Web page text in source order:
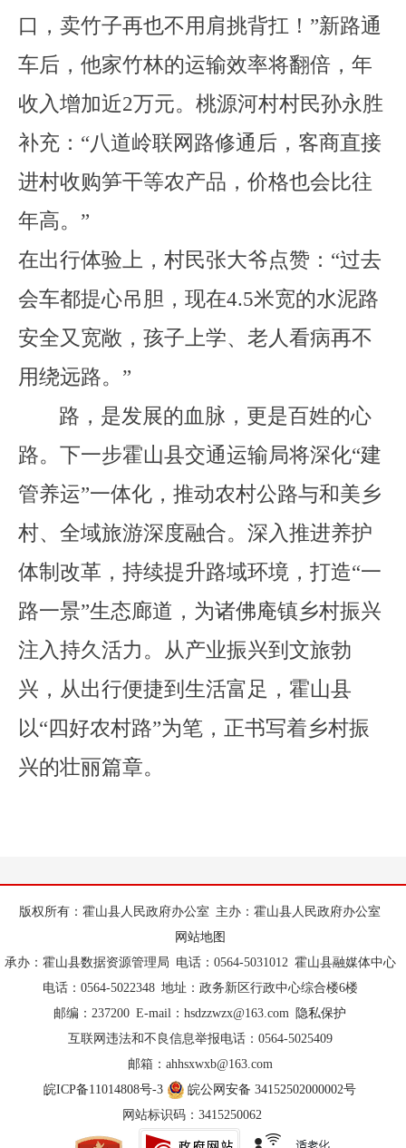
口，卖竹子再也不用肩挑背扛！ ”新路通
车后，他家竹林的运输效率将翻倍，年
收入增加近2万元。桃源河村村民孙永胜
补充： “八道岭联网路修通后，客商直接
进村收购笋干等农产品 ，价格也会比往
年高。 ”
在出行体验上，村民张大爷点赞： “过去
会车都提心吊胆，现在4.5米宽的水泥路
安全又宽敞，孩子上学、老人看病再不
用绕远路。 ”
路，是发展的血脉，更是百姓的心
路。下一步霍山县交通运输局将深化“建
管养运”一体化，推动农村公路与和美乡
村、全域旅游深度融合。 深入推进养护
体制改革 ，持续提升路域环境，打造“一
路一景”生态廊道，为诸佛庵镇乡村振兴
注入持久活力。从产业振兴到文旅勃
兴，从出行便捷到生活富足，霍山县
以“四好农村路”为笔，正书写着乡村振
兴的壮丽篇章。
版权所有：霍山县人民政府办公室 主办：霍山县人民政府办公室
网站地图
承办：霍山县数据资源管理局 电话：0564-5031012 霍山县融媒体中心
电话：0564-5022348 地址：政务新区行政中心综合楼6楼
邮编：237200 E-mail：hsdzzwzx@163.com
隐私保护
互联网违法和不良信息举报电话：0564-5025409
邮箱：ahhsxwxb@163.com
皖ICP备11014808号-3
皖公网安备 34152502000002号
网站标识码：3415250062